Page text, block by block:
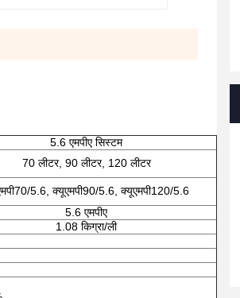
5.6 एमपीए सिस्टम
70 लीटर, 90 लीटर, 120 लीटर
5.6, क्यूएमपी90/5.6, क्यूएमपी120/5.6
5.6 एमपीए
1.08 किग्रा/ली